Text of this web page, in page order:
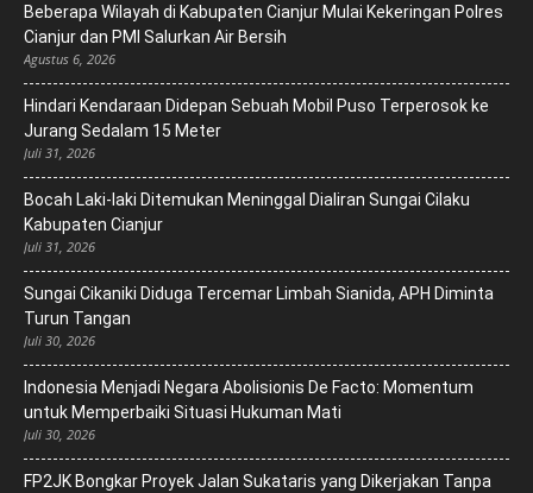
Beberapa Wilayah di Kabupaten Cianjur Mulai Kekeringan Polres
Cianjur dan PMI Salurkan Air Bersih
Agustus 6, 2026
Hindari Kendaraan Didepan Sebuah Mobil Puso Terperosok ke
Jurang Sedalam 15 Meter
Juli 31, 2026
Bocah Laki-laki Ditemukan Meninggal Dialiran Sungai Cilaku
Kabupaten Cianjur
Juli 31, 2026
Sungai Cikaniki Diduga Tercemar Limbah Sianida, APH Diminta
Turun Tangan
Juli 30, 2026
‎Indonesia Menjadi Negara Abolisionis De Facto: Momentum
untuk Memperbaiki Situasi Hukuman Mati
Juli 30, 2026
FP2JK Bongkar Proyek Jalan Sukataris yang Dikerjakan Tanpa